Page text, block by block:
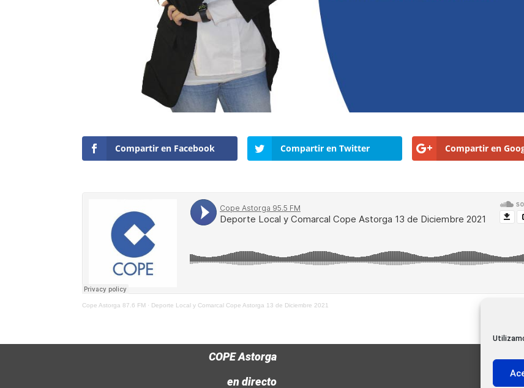
Compartir en Facebook Compartir en Twitter Compartir en
Cope Astorga 87.6 FM · Deporte Local y Comarcal Cope Astorga 13 de Diciembre 2021
COPE Astorga
en directo